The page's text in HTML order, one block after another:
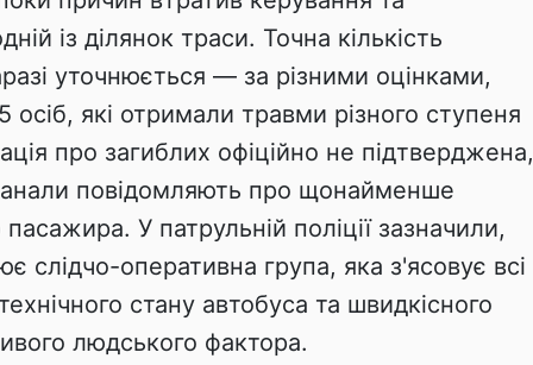
із ділянок траси. Точна кількість
уточнюється — за різними оцінками,
осіб, які отримали травми різного ступеня
про загиблих офіційно не підтверджена,
повідомляють про щонайменше
У патрульній поліції зазначили,
слідчо-оперативна група, яка з'ясовує всі
стану автобуса та швидкісного
людського фактора.